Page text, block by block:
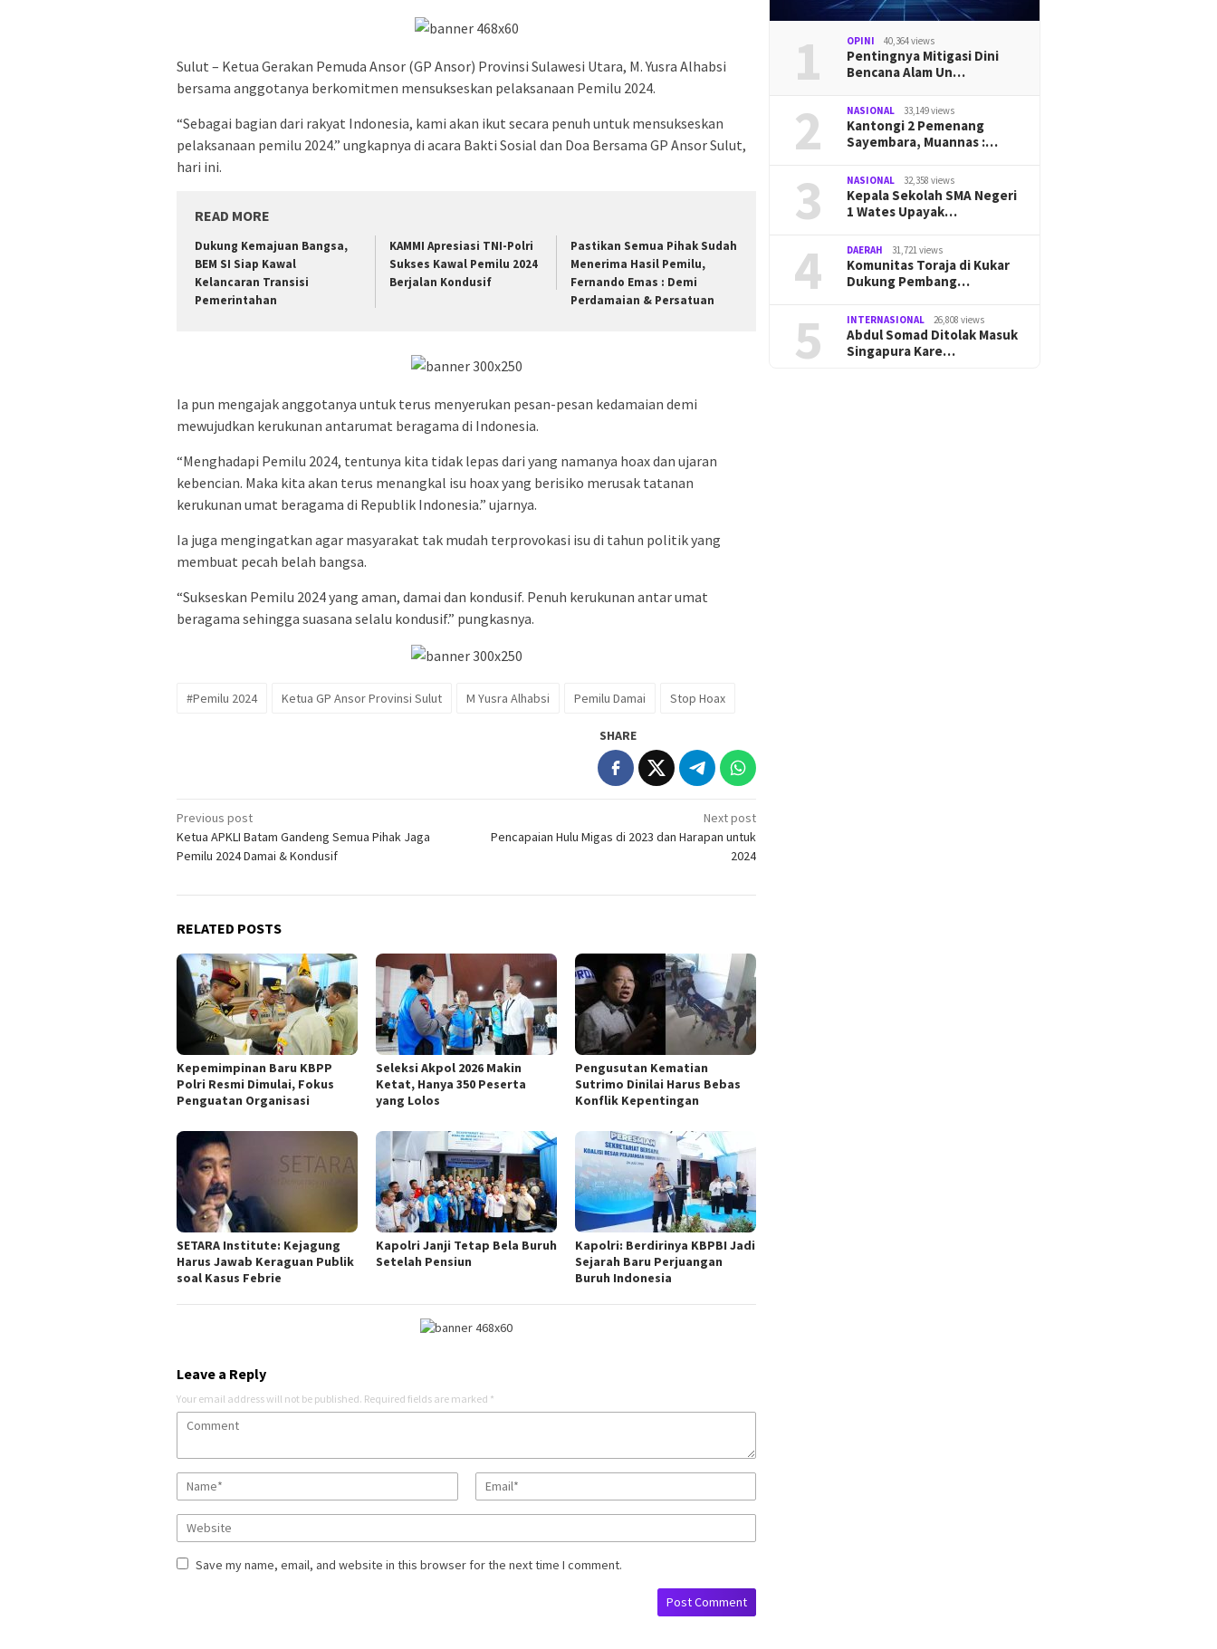
Sulut – Ketua Gerakan Pemuda Ansor (GP Ansor) Provinsi Sulawesi Utara, M. Yusra Alhabsi
bersama anggotanya berkomitmen mensukseskan pelaksanaan Pemilu 2024.
“Sebagai bagian dari rakyat Indonesia, kami akan ikut secara penuh untuk mensukseskan
pelaksanaan pemilu 2024.” ungkapnya di acara Bakti Sosial dan Doa Bersama GP Ansor Sulut,
hari ini.
READ MORE
Dukung Kemajuan Bangsa,
BEM SI Siap Kawal
Kelancaran Transisi
Pemerintahan
KAMMI Apresiasi TNI-Polri
Sukses Kawal Pemilu 2024
Berjalan Kondusif
Pastikan Semua Pihak Sudah
Menerima Hasil Pemilu,
Fernando Emas : Demi
Perdamaian & Persatuan
Ia pun mengajak anggotanya untuk terus menyerukan pesan-pesan kedamaian demi
mewujudkan kerukunan antarumat beragama di Indonesia.
“Menghadapi Pemilu 2024, tentunya kita tidak lepas dari yang namanya hoax dan ujaran
kebencian. Maka kita akan terus menangkal isu hoax yang berisiko merusak tatanan
kerukunan umat beragama di Republik Indonesia.” ujarnya.
Ia juga mengingatkan agar masyarakat tak mudah terprovokasi isu di tahun politik yang
membuat pecah belah bangsa.
“Sukseskan Pemilu 2024 yang aman, damai dan kondusif. Penuh kerukunan antar umat
beragama sehingga suasana selalu kondusif.” pungkasnya.
#Pemilu 2024 Ketua GP Ansor Provinsi Sulut M Yusra Alhabsi Pemilu Damai Stop Hoax
SHARE
Post
navigation
Previous post
Ketua APKLI Batam Gandeng Semua Pihak Jaga
Pemilu 2024 Damai & Kondusif
Next post
Pencapaian Hulu Migas di 2023 dan Harapan untuk
2024
RELATED POSTS
Kepemimpinan Baru KBPP
Polri Resmi Dimulai, Fokus
Penguatan Organisasi
Seleksi Akpol 2026 Makin
Ketat, Hanya 350 Peserta
yang Lolos
Pengusutan Kematian
Sutrimo Dinilai Harus Bebas
Konflik Kepentingan
SETARA Institute: Kejagung
Harus Jawab Keraguan Publik
soal Kasus Febrie
Kapolri Janji Tetap Bela Buruh
Setelah Pensiun
Kapolri: Berdirinya KBPBI Jadi
Sejarah Baru Perjuangan
Buruh Indonesia
Leave a Reply
Your email address will not be published. Required fields are marked *
Save my name, email, and website in this browser for the next time I comment.
1 OPINI 40,364 views
Pentingnya Mitigasi Dini
Bencana Alam Un…
2 NASIONAL 33,149 views
Kantongi 2 Pemenang
Sayembara, Muannas :…
3 NASIONAL 32,358 views
Kepala Sekolah SMA Negeri
1 Wates Upayak…
4 DAERAH 31,721 views
Komunitas Toraja di Kukar
Dukung Pembang…
5 INTERNASIONAL 26,808 views
Abdul Somad Ditolak Masuk
Singapura Kare…